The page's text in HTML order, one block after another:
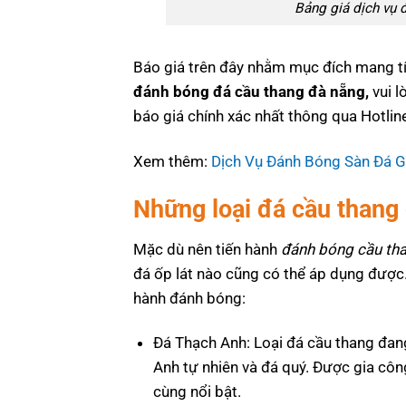
Bảng giá dịch vụ
Báo giá trên đây nhằm mục đích mang
đánh bóng đá cầu thang đà nẵng, vui
báo giá chính xác nhất thông qua
Xem thêm: Dịch Vụ Đánh Bóng Sàn Đá
Những loại đá cầu
Mặc dù nên tiến hành đánh bóng cầu
đá ốp lát nào cũng có thể áp dụng
hành đánh bóng:
Đá Thạch Anh: Loại đá cầu thang
Anh tự nhiên và đá quý. Được gia
cùng nổi bật.